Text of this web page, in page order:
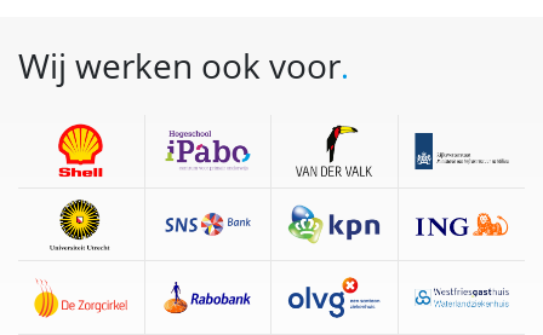
Wij werken ook voor.